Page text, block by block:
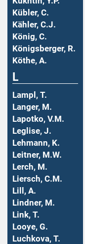
Kübler, C.
Kähler, C.J.
König, C.
Königsberger, R.
Köthe, A.
L
Lampl, T.
Langer, M.
Lapotko, V.M.
Leglise, J.
Lehmann, K.
Leitner, M.W.
Lerch, M.
Liersch, C.M.
Lill, A.
Lindner, M.
Link, T.
Looye, G.
Luchkova, T.